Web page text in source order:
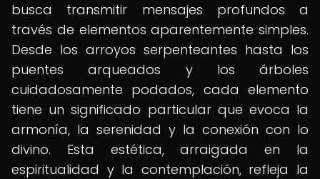
busca transmitir mensajes profundos a
través de elementos aparentemente simples.
Desde los arroyos serpenteantes hasta los
puentes arqueados y los árboles
cuidadosamente podados, cada elemento
tiene un significado particular que evoca la
armonía, la serenidad y la conexión con lo
divino. Esta estética, arraigada en la
espiritualidad y la contemplación, refleja la